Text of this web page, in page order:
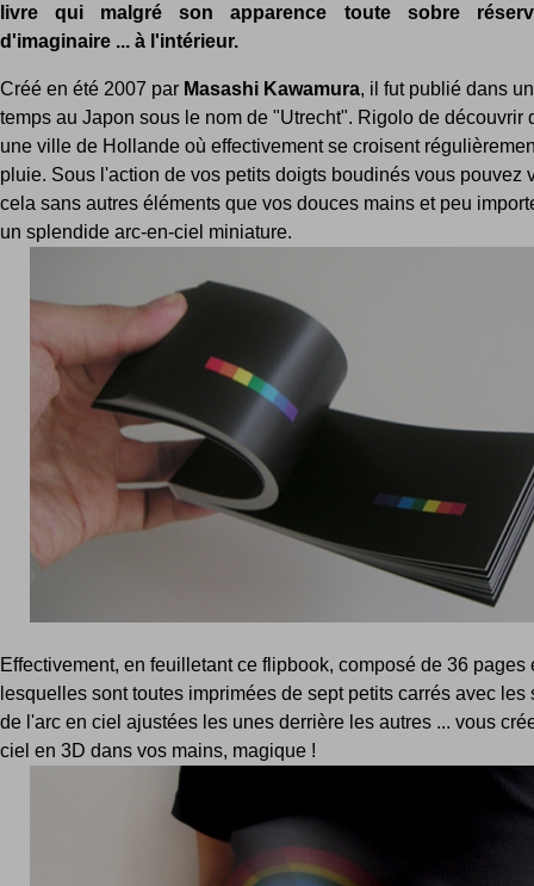
livre qui malgré son apparence toute sobre
d'imaginaire ... à l'intérieur.
Créé en été 2007 par Masashi Kawamura, il fut publié dans
temps au Japon sous le nom de "Utrecht". Rigolo de découvrir
une ville de Hollande où effectivement se croisent
pluie. Sous l'action de vos petits doigts boudinés vous pouvez
cela sans autres éléments que vos douces mains et peu
un splendide arc-en-ciel miniature.
Effectivement, en feuilletant ce flipbook, composé de 36 pages
lesquelles sont toutes imprimées de sept petits carrés avec les
de l'arc en ciel ajustées les unes derrière les autres ... vous
ciel en 3D dans vos mains, magique !